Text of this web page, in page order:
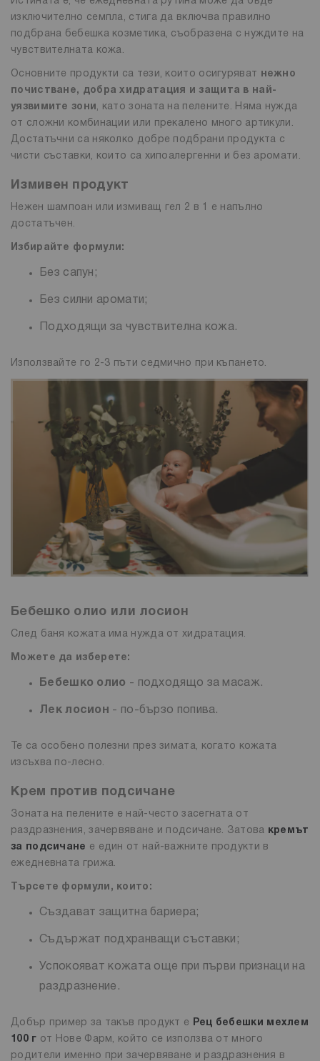
изключително семпла, стига да включва правилно
подбрана бебешка козметика, съобразена с нуждите на
чувствителната кожа.
Основните продукти са тези, които осигуряват нежно
почистване, добра хидратация и защита в най-
уязвимите зони, като зоната на пелените. Няма нужда
от сложни комбинации или прекалено много артикули.
Достатъчни са няколко добре подбрани продукта с
чисти съставки, които са хипоалергенни и без аромати.
Измивен продукт
Нежен шампоан или измиващ гел 2 в 1 е напълно
достатъчен.
Избирайте формули:
Без сапун;
Без силни аромати;
Подходящи за чувствителна кожа.
Използвайте го 2-3 пъти седмично при къпането.
Бебешко олио или лосион
След баня кожата има нужда от хидратация.
Можете да изберете:
Бебешко олио - подходящо за масаж.
Лек лосион - по-бързо попива.
Те са особено полезни през зимата, когато кожата
изсъхва по-лесно.
Крем против подсичане
Зоната на пелените е най-често засегната от
раздразнения, зачервяване и подсичане. Затова кремът
за подсичане е един от най-важните продукти в
ежедневната грижа.
Търсете формули, които:
Създават защитна бариера;
Съдържат подхранващи съставки;
Успокояват кожата още при първи признаци на
раздразнение.
Добър пример за такъв продукт е
Рец бебешки мехлем
100 г от Нове Фарм, който се използва от много
родители именно при зачервяване и раздразнения в